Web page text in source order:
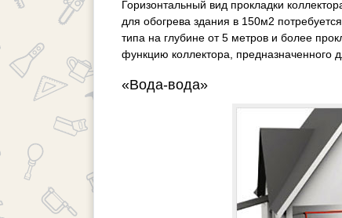
Горизонтальный вид прокладки
для обогрева здания в 150м2
типа на глубине от 5 метров и более
функцию коллектора, предназначенного
«Вода-вода»